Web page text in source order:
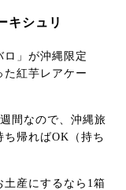
キシュリ
ロ」が沖縄限定
た紅芋レアケー
間なので、沖縄旅
帰ればOK（持ち
産にするなら1箱